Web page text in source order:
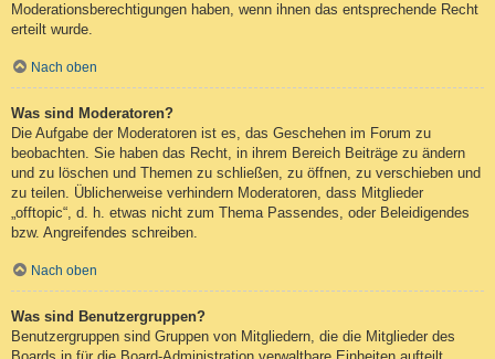
Moderationsberechtigungen haben, wenn ihnen das entsprechende Recht
erteilt wurde.
Nach oben
Was sind Moderatoren?
Die Aufgabe der Moderatoren ist es, das Geschehen im Forum zu
beobachten. Sie haben das Recht, in ihrem Bereich Beiträge zu ändern
und zu löschen und Themen zu schließen, zu öffnen, zu verschieben und
zu teilen. Üblicherweise verhindern Moderatoren, dass Mitglieder
„offtopic“, d. h. etwas nicht zum Thema Passendes, oder Beleidigendes
bzw. Angreifendes schreiben.
Nach oben
Was sind Benutzergruppen?
Benutzergruppen sind Gruppen von Mitgliedern, die die Mitglieder des